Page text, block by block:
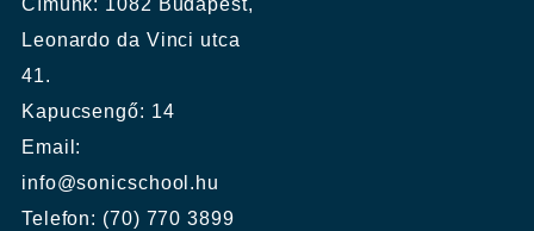
Címünk: 1082 Budapest,
Leonardo da Vinci utca
41.
Kapucsengő: 14
Email:
info@sonicschool.hu
Telefon: (70) 770 3899